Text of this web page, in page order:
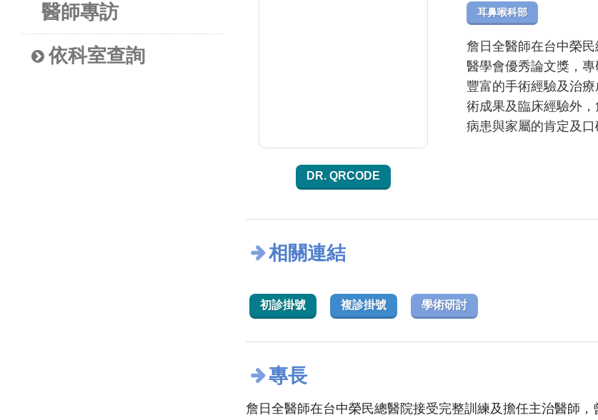
醫師專訪
依科室查詢
DR. QRCODE
耳鼻喉科部
詹日全醫師在台中榮
醫學會優秀論文獎，
豐富的手術經驗及治
術成果及臨床經驗外
病患與家屬的肯定及口
相關連結
初診掛號 複診掛號 學術研討
專長
詹日全醫師在台中榮民總醫院接受完整訓練及擔任主治醫師